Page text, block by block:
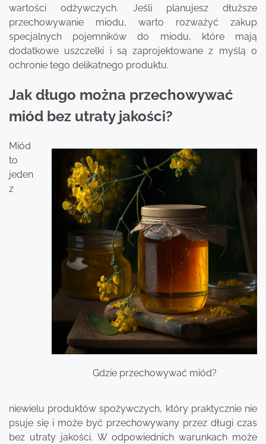
wartości odżywczych. Jeśli planujesz dłuższe
przechowywanie miodu, warto rozważyć zakup
specjalnych pojemników do miodu, które mają
dodatkowe uszczelki i są zaprojektowane z myślą o
ochronie tego delikatnego produktu.
Jak długo można przechowywać
miód bez utraty jakości?
Gdzie przechowywać miód?
Miód
to
jeden
z
niewielu produktów spożywczych, który praktycznie nie
psuje się i może być przechowywany przez długi czas
bez utraty jakości. W odpowiednich warunkach może